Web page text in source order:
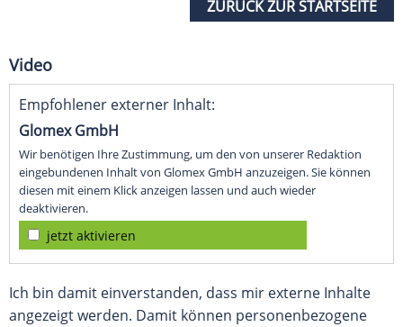
ZURÜCK ZUR STARTSEITE
Video
Empfohlener externer Inhalt:
Glomex GmbH
Wir benötigen Ihre Zustimmung, um den von unserer Redaktion
eingebundenen Inhalt von Glomex GmbH anzuzeigen. Sie können
diesen mit einem Klick anzeigen lassen und auch wieder
deaktivieren.
jetzt aktivieren
Ich bin damit einverstanden, dass mir externe Inhalte
angezeigt werden. Damit können personenbezogene